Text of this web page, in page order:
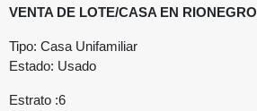
VENTA DE LOTE/CASA EN RIONEGRO
Tipo: Casa Unifamiliar
Estado: Usado
Estrato :6